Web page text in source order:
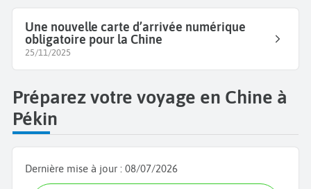
Une nouvelle carte d’arrivée numérique
obligatoire pour la Chine
25/11/2025
Préparez votre voyage en Chine à
Pékin
Dernière mise à jour : 08/07/2026